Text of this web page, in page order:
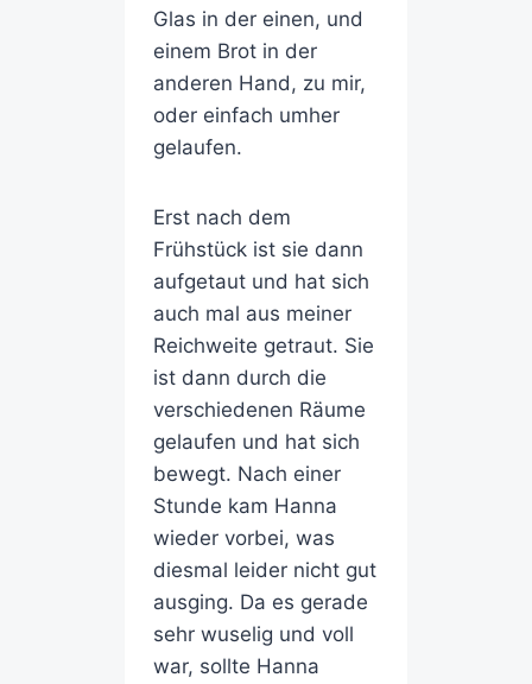
Glas in der einen, und
einem Brot in der
anderen Hand, zu mir,
oder einfach umher
gelaufen.
Erst nach dem
Frühstück ist sie dann
aufgetaut und hat sich
auch mal aus meiner
Reichweite getraut. Sie
ist dann durch die
verschiedenen Räume
gelaufen und hat sich
bewegt. Nach einer
Stunde kam Hanna
wieder vorbei, was
diesmal leider nicht gut
ausging. Da es gerade
sehr wuselig und voll
war, sollte Hanna